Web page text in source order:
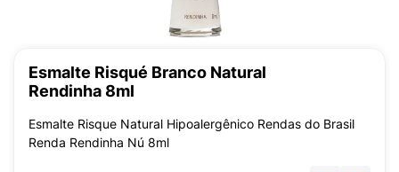
Esmalte Risqué Branco Natural
Rendinha 8ml
Esmalte Risque Natural Hipoalergênico Rendas do Brasil
Renda Rendinha Nú 8ml